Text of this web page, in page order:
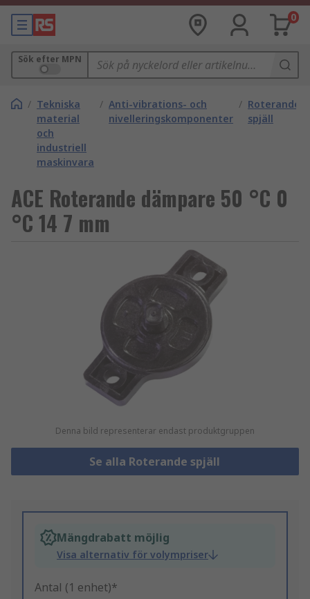
0
Sök efter MPN
/ Tekniska
material
och
industriell
maskinvara
/ Anti-vibrations- och
nivelleringskomponenter
/ Roterande
spjäll
ACE Roterande dämpare 50 °C 0
°C 14 7 mm
Denna bild representerar endast produktgruppen
Se alla Roterande spjäll
Mängdrabatt möjlig
Visa alternativ för volympriser
Antal (1 enhet)*